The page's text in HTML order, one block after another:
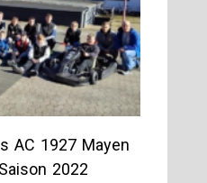
AC 1927 Mayen
2022